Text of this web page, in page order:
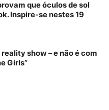
que óculos de sol
Inspire-se nestes 19
show – e não é com
Girls”